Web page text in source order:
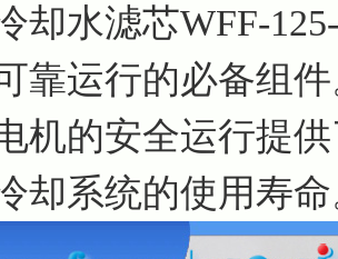
却水滤芯WFF-
靠运行的必备组
机的安全运行提
却系统的使用寿